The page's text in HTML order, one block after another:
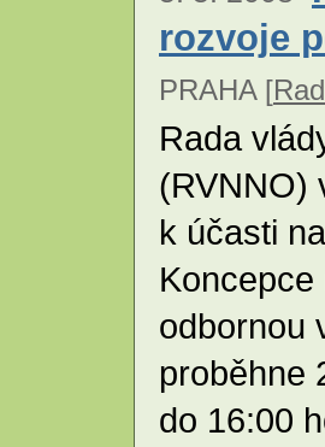
rozvoje
PRAHA [
Rada
(RVNNO)
k účasti
odbornou
proběhne
do 16:00